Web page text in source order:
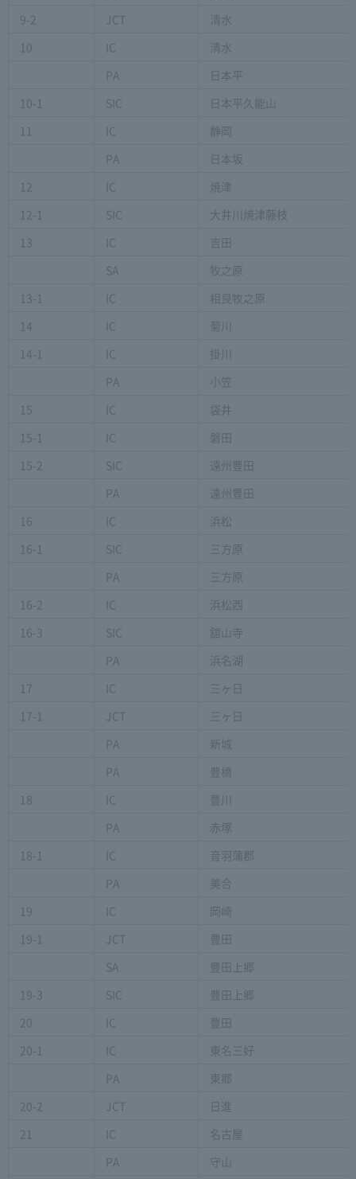
9-2
JCT
清水
10
IC
清水
PA
日本平
10-1
SIC
日本平久能山
11
IC
静岡
PA
日本坂
12
IC
焼津
12-1
SIC
大井川焼津藤枝
13
IC
SA
牧之原
13-1
IC
相良牧之原
14
IC
菊川
14-1
IC
掛川
PA
小笠
15
IC
袋井
15-1
IC
磐田
15-2
SIC
遠州豊田
PA
遠州豊田
16
IC
浜松
16-1
SIC
三方原
PA
三方原
16-2
IC
浜松西
16-3
SIC
舘山寺
PA
浜名湖
17
IC
三ヶ日
17-1
JCT
三ヶ日
PA
新城
PA
豊橋
18
IC
豊川
PA
赤塚
18-1
IC
音羽蒲郡
PA
美合
19
IC
岡崎
19-1
JCT
豊田
SA
豊田上郷
19-3
SIC
豊田上郷
20
IC
豊田
20-1
IC
東名三好
PA
東郷
20-2
JCT
日進
21
IC
名古屋
PA
守山